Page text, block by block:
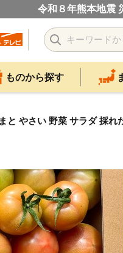
令和８年熊本地震
ものから探す
やさい 野菜 サラダ 採